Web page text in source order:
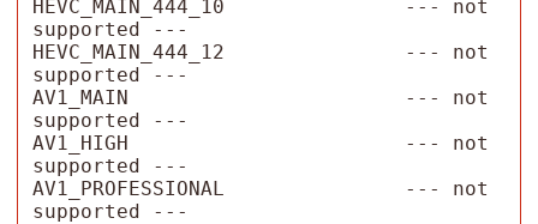
HEVC_MAIN_444_10               --- not
supported ---
HEVC_MAIN_444_12               --- not
supported ---
AV1_MAIN                       --- not
supported ---
AV1_HIGH                       --- not
supported ---
AV1_PROFESSIONAL               --- not
supported ---